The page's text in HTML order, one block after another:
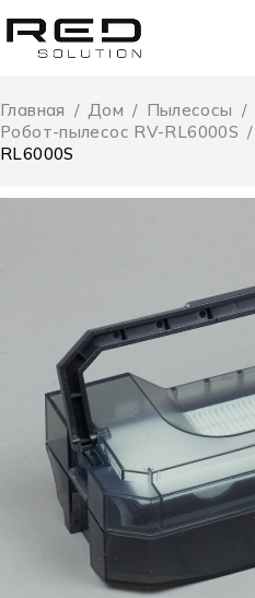
Главная / Дом / Пылесосы /
Робот-пылесос RV-RL6000S /
RL6000S